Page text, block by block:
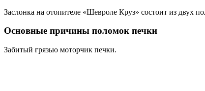
Заслонка на отопителе «Шевроле Круз» состоит из двух
Основные причины поломок печки
Забитый грязью моторчик печки.